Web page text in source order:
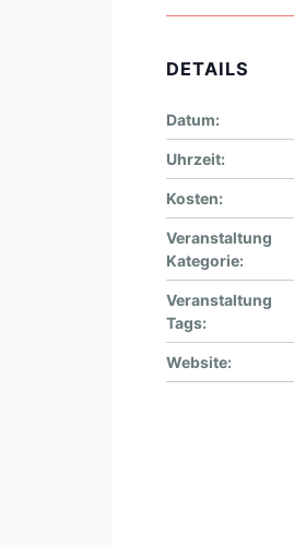
DETAILS
Datum:
Uhrzeit:
Kosten:
Veranstaltung
Kategorie:
Veranstaltung
Tags:
Website: